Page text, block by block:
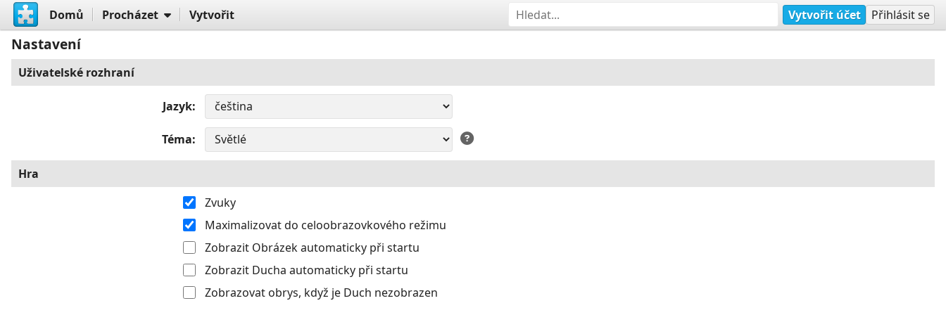
Domů Procházet Vytvořit Vytvořit účet Přihlásit se
Nastavení
Uživatelské rozhraní
Jazyk
Téma
Hra
Zvuky
Maximalizovat do celoobrazovkového režimu
Zobrazit Obrázek automaticky při startu
Zobrazit Ducha automaticky při startu
Zobrazovat obrys, když je Duch nezobrazen